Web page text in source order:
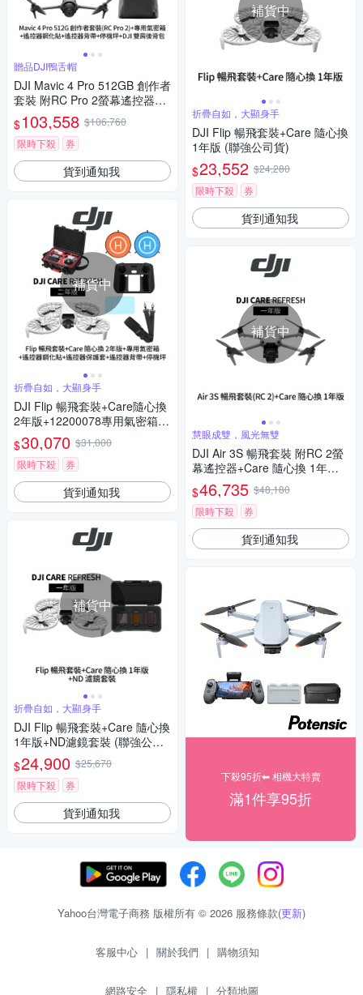
贈品DJI鴨舌帽
DJI Mavic 4 Pro 512GB 創作者
套裝 附RC Pro 2螢幕遙控器
+專用氣密箱+遙控器鋼化貼+遙
控器背帶+110cm停機坪+DJI雙
肩後背包 (聯強公司貨)
$103,558 $106,760
限時下殺
券
貨到通知我
補貨中
折疊自如，大顯身手
DJI Flip 暢飛套裝+Care隨心換
2年版+12200078專用氣密箱
+遙控器保護套+遙控器鋼化貼+
SP-850遙控器背帶+SunLight P
K-075停機坪 (聯強公司貨)
$30,070 $31,000
限時下殺
券
貨到通知我
補貨中
折疊自如，大顯身手
DJI Flip 暢飛套裝+Care 隨心換
1年版+ND濾鏡套裝 (聯強公司
貨)
$24,900 $25,670
限時下殺
券
貨到通知我
補貨中
折疊自如，大顯身手
DJI Flip 暢飛套裝+Care 隨心換
1年版 (聯強公司貨)
$23,552 $24,280
限時下殺
券
貨到通知我
補貨中
慧眼成雙，風光無雙
DJI Air 3S 暢飛套裝 附RC 2螢
幕遙控器+Care 隨心換 1年版
(聯強公司貨)
$46,735 $48,180
限時下殺
券
貨到通知我
下殺95折⬅︎ 相機大特賣
滿1件享95折
Yahoo台灣電子商務 版權所有 © 2026 服務條款(更新)
客服中心 | 關於我們 | 購物須知
網路安全 | 隱私權 | 分類地圖